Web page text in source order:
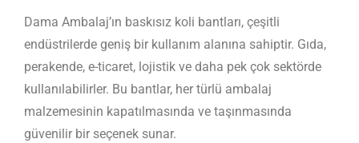
Dama Ambalaj’ın baskısız koli bantları, çeşitli
endüstrilerde geniş bir kullanım alanına sahiptir. Gıda,
perakende, e-ticaret, lojistik ve daha pek çok sektörde
kullanılabilirler. Bu bantlar, her türlü ambalaj
malzemesinin kapatılmasında ve taşınmasında
güvenilir bir seçenek sunar.